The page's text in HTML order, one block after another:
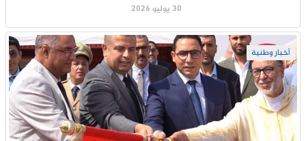
30 يوليو 2026
أخبار وطنية